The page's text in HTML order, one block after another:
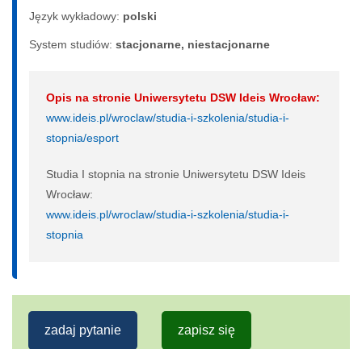
Język wykładowy: polski
System studiów: sta­cjo­nar­ne, nie­sta­cjo­nar­ne
Opis na stronie Uniwersytetu DSW Ideis Wrocław:
www.ideis.pl/wroclaw/studia-i-szkolenia/studia-i-
stopnia/esport
Studia I stopnia na stronie Uniwersytetu DSW Ideis
Wrocław:
www.ideis.pl/wroclaw/studia-i-szkolenia/studia-i-
stopnia
zadaj pytanie zapisz się